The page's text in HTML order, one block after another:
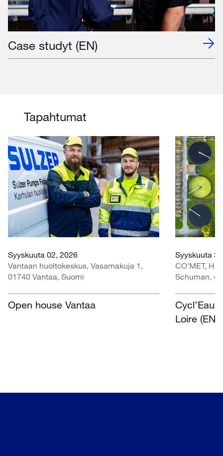
Case studyt (EN)
Tapahtumat
Syyskuuta 02, 2026
Vantaan huoltokeskus, Vasamakuja 1,
01740 Vantaa, Suomi
Open house Vantaa
Syyskuuta
CO’MET,
Schuman,
Cycl’Eau
Loire (EN)